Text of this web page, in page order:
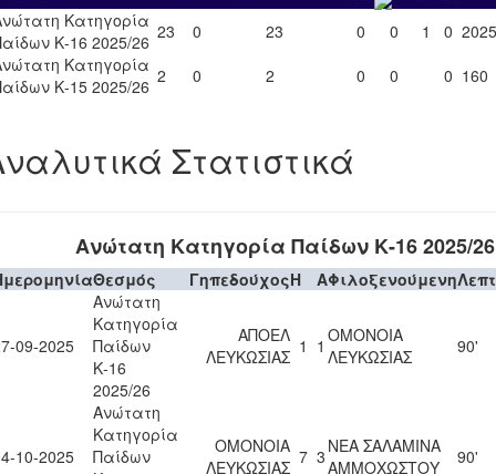
Κατηγορία
Κ-16 2025/26 23 0 23 0 0 1 0 2025
Κατηγορία
Κ-15 2025/26 2 0 2 0 0 0 160
Στατιστικά
Ανώτατη Κατηγορία Παίδων Κ-16 2025/26
Θεσμός ΓηπεδούχοςH AΦιλοξενούμενη
09-2025
Ανώτατη
Κατηγορία
Παίδων
Κ-16
2025/26
ΑΠΟΕΛ
ΛΕΥΚΩΣΙΑΣ 1 1 ΟΜΟΝΟΙΑ
ΛΕΥΚΩΣΙΑΣ
90'
10-2025
Ανώτατη
Κατηγορία
Παίδων
ΟΜΟΝΟΙΑ
ΛΕΥΚΩΣΙΑΣ 7 3 ΝΕΑ ΣΑΛΑΜΙΝΑ
ΑΜΜΟΧΩΣΤΟΥ
90'